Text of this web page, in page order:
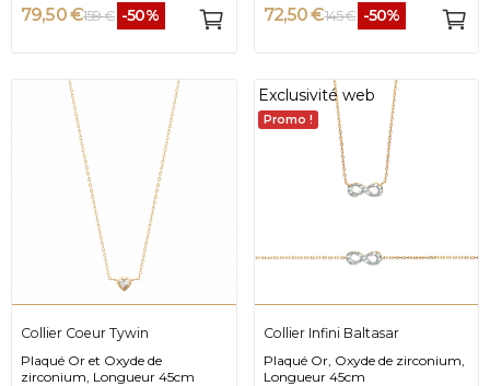
79,50 €159 € -50% 72,50 €145 € -50%
Collier Coeur Tywin
Plaqué Or et Oxyde de
zirconium, Longueur 45cm
Exclusivité web
Promo !
Collier Infini Baltasar
Plaqué Or, Oxyde de zirconium,
Longueur 45cm